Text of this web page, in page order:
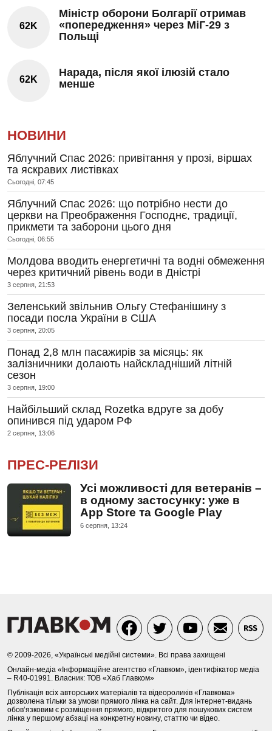
62K
Міністр оборони Болгарії отримав
«попередження» через МіГ-29 з
Польщі
62K
Нарада, після якої ілюзій стало
менше
НОВИНИ
Яблучний Спас 2026: привітання у прозі, віршах
та яскравих листівках
Сьогодні, 07:45
Яблучний Спас 2026: що потрібно нести до
церкви на Преображення Господнє, традиції,
прикмети та заборони цього дня
Сьогодні, 06:55
Молдова вводить енергетичні та водні обмеження
через критичний рівень води в Дністрі
3 серпня, 21:53
Зеленський звільнив Ольгу Стефанішину з
посади посла України в США
3 серпня, 20:05
Понад 2,8 млн пасажирів за місяць: як
залізничники долають найскладніший літній
сезон
3 серпня, 19:00
Найбільший склад Rozetka вдруге за добу
опинився під ударом РФ
2 серпня, 13:06
ПРЕС-РЕЛІЗИ
Усі можливості для ветеранів –
в одному застосунку: уже в
App Store та Google Play
6 серпня, 13:24
© 2009-2026, «Українські медійні системи». Всі права захищені
Онлайн-медіа «Інформаційне агентство «Главком», ідентифікатор медіа
– R40-01991. Власник: ТОВ «Хаб Главком»
Публікація всіх авторських матеріалів та відеороликів «Главкома»
дозволена тільки за умови прямого лінка на сайт. Для інтернет-видань
обов’язковим є розміщення прямого, відкритого для пошукових систем
лінка у першому абзаці на конкретну новину, статтю чи відео.